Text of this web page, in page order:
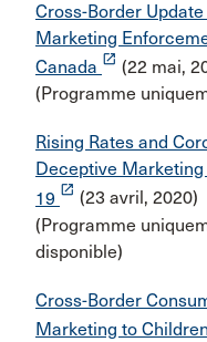
Cross-Border
Marketing
Canada launch (22 mai,
(Programme
Rising Rates and
Deceptive
19 launch (23 avril, 2020)
(Programme
disponible)
Cross-Border
Marketing to Children